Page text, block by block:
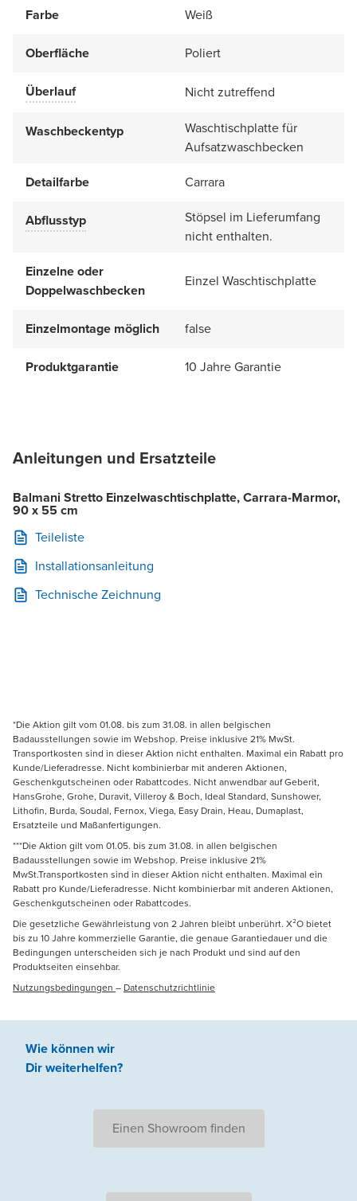
Farbe Weiß
Oberfläche Poliert
Überlauf Nicht zutreffend
Waschbeckentyp
Waschtischplatte für
Aufsatzwaschbecken
Detailfarbe
Carrara
Abflusstyp
Stöpsel im Lieferumfang
nicht enthalten.
Einzelne oder
Doppelwaschbecken
Einzel Waschtischplatte
Einzelmontage möglich false
Produktgarantie 10 Jahre Garantie
Anleitungen und Ersatzteile
Balmani Stretto Einzelwaschtischplatte, Carrara-Marmor,
90 x 55 cm
Teileliste
Installationsanleitung
Technische Zeichnung
*Die Aktion gilt vom 01.08. bis zum 31.08. in allen belgischen
Badausstellungen sowie im Webshop. Preise inklusive 21% MwSt.
Transportkosten sind in dieser Aktion nicht enthalten. Maximal ein Rabatt pro
Kunde/Lieferadresse. Nicht kombinierbar mit anderen Aktionen,
Geschenkgutscheinen oder Rabattcodes. Nicht anwendbar auf Geberit,
HansGrohe, Grohe, Duravit, Villeroy & Boch, Ideal Standard, Sunshower,
Lithofin, Burda, Soudal, Fernox, Viega, Easy Drain, Heau, Dumaplast,
Ersatzteile und Maßanfertigungen.
***Die Aktion gilt vom 01.05. bis zum 31.08. in allen belgischen
Badausstellungen sowie im Webshop. Preise inklusive 21%
MwSt.Transportkosten sind in dieser Aktion nicht enthalten. Maximal ein
Rabatt pro Kunde/Lieferadresse. Nicht kombinierbar mit anderen Aktionen,
Geschenkgutscheinen oder Rabattcodes.
Die gesetzliche Gewährleistung von 2 Jahren bleibt unberührt. X²O bietet
bis zu 10 Jahre kommerzielle Garantie, die genaue Garantiedauer und die
Bedingungen unterscheiden sich je nach Produkt und sind auf den
Produktseiten einsehbar.
Nutzungsbedingungen – Datenschutzrichtlinie
Wie können wir
Dir weiterhelfen?
Einen Showroom finden